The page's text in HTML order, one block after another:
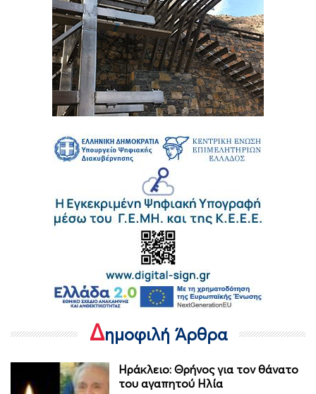
Δημοφιλή Άρθρα
Ηράκλειο: Θρήνος για τον θάνατο
του αγαπητού Ηλία